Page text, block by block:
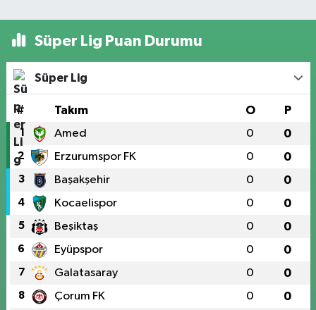
Süper Lig Puan Durumu
Süper Lig
# Takım O P
1 Amed 0 0
2 Erzurumspor FK 0 0
3 Başakşehir 0 0
4 Kocaelispor 0 0
5 Beşiktaş 0 0
6 Eyüpspor 0 0
7 Galatasaray 0 0
8 Çorum FK 0 0